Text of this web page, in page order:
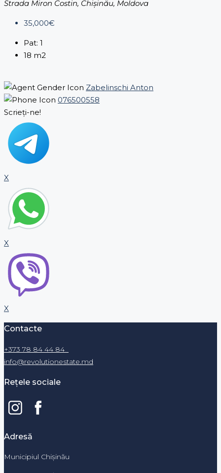
Strada Miron Costin, Chișinău, Moldova
35,000€
Pat: 1
18 m2
Zabelinschi Anton
076500558
Scrieți-ne!
X
X
X
Contacte
+373 78 84 44 84
info@revolutionestate.md
Rețele sociale
Adresă
Municipiul Chișinău